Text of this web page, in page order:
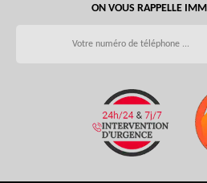
ON VOUS RAPPELLE